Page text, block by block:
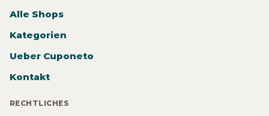
Alle Shops
Kategorien
Ueber Cuponeto
Kontakt
RECHTLICHES